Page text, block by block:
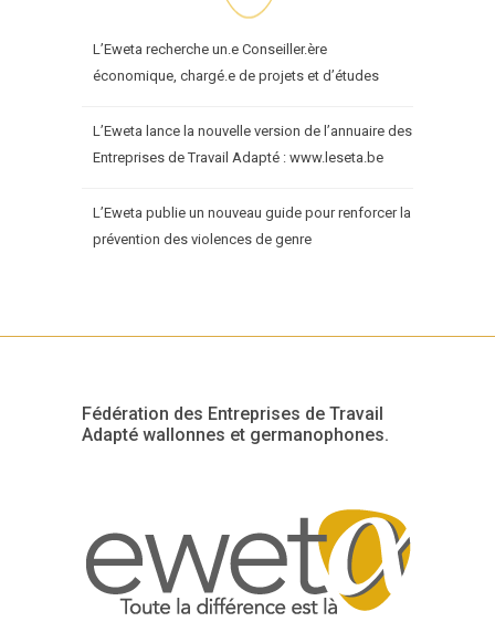
L’Eweta recherche un.e Conseiller.ère
économique, chargé.e de projets et d’études
L’Eweta lance la nouvelle version de l’annuaire des
Entreprises de Travail Adapté : www.leseta.be
L’Eweta publie un nouveau guide pour renforcer la
prévention des violences de genre
Fédération des Entreprises de Travail
Adapté wallonnes et germanophones.